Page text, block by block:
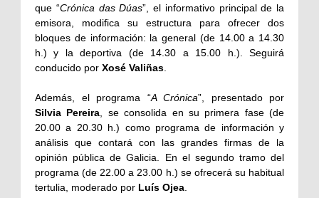
que “Crónica das Dúas”, el informativo principal de la
emisora, modifica su estructura para ofrecer dos
bloques de información: la general (de 14.00 a 14.30
h.) y la deportiva (de 14.30 a 15.00 h.). Seguirá
conducido por Xosé Valiñas.
Además, el programa “A Crónica”, presentado por
Silvia Pereira, se consolida en su primera fase (de
20.00 a 20.30 h.) como programa de información y
análisis que contará con las grandes firmas de la
opinión pública de Galicia. En el segundo tramo del
programa (de 22.00 a 23.00 h.) se ofrecerá su habitual
tertulia, moderado por Luís Ojea.